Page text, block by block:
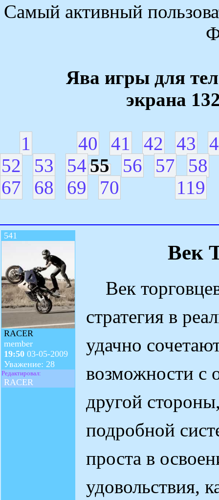
Самый активный
Ява игры для
экрана
1 40 41 42 43
52
53 5455 56 57
58
67
68 69 70 119
541
RACER
member
19:50 03-05-2009
Уважение: 28
Редактировал:
RACER
Век
Век
стратегия в
удачно
возможности с
другой
подробной
проста в
удовольствия,